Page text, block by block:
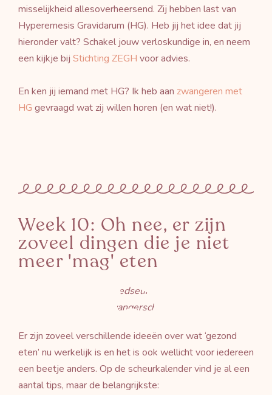
misselijkheid allesoverheersend. Zij hebben last van
Hyperemesis Gravidarum (HG). Heb jij het idee dat jij
hieronder valt? Schakel jouw verloskundige in, en neem
een kijkje bij Stichting ZEGH voor advies.
En ken jij iemand met HG? Ik heb aan zwangeren met
HG gevraagd wat zij willen horen (en wat niet!).
Week 10: Oh nee, er zijn
zoveel dingen die je niet
meer 'mag' eten
Er zijn zoveel verschillende ideeën over wat ‘gezond
eten’ nu werkelijk is en het is ook wellicht voor iedereen
een beetje anders. Op de scheurkalender vind je al een
aantal tips, maar de belangrijkste: